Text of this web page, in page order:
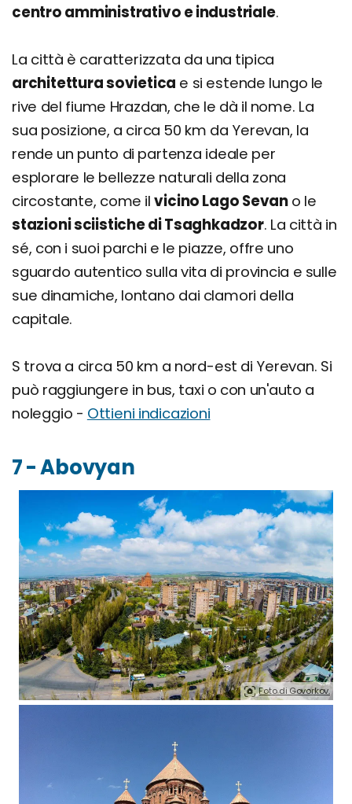
centro amministrativo e industriale.
La città è caratterizzata da una tipica
architettura sovietica e si estende lungo le
rive del fiume Hrazdan, che le dà il nome. La
sua posizione, a circa 50 km da Yerevan, la
rende un punto di partenza ideale per
esplorare le bellezze naturali della zona
circostante, come ilvicino Lago Sevano le
stazioni sciistiche di Tsaghkadzor. La città in
sé, con i suoi parchi e le piazze, offre uno
sguardo autentico sulla vita di provincia e sulle
sue dinamiche, lontano dai clamori della
capitale.
S trova a circa 50 km a nord-est di Yerevan. Si
può raggiungere in bus, taxi o con un'auto a
noleggio - Ottieni indicazioni
7 - Abovyan
Foto di Govorkov.